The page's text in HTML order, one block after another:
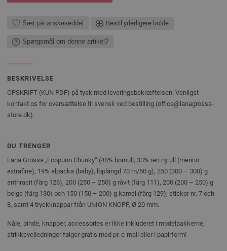
Sæt på ønskeseddel Bestil yderligere bolde
Spørgsmål om denne artikel?
BESKRIVELSE
OPSKRIFT (KUN PDF) på tysk med leveringsbekræftelsen. Venligst
kontakt os for oversættelse til svensk ved bestilling (office@lanagrossa-
store.dk).
DU TRENGER
Lana Grossa „Ecopuno Chunky“ (48% bomull, 33% ren ny ull (merino
extrafine), 19% alpacka (baby), löplängd 70 m/50 g), 250 (300 – 300) g
anthracit (färg 126), 200 (250 – 250) g råvit (färg 111), 200 (200 – 250) g
beige (färg 130) och 150 (150 – 200) g kamel (färg 129); stickor nr. 7 och
8, samt 4 tryckknappar från UNION KNOPF, Ø 20 mm.
Nåle, pinde, knapper, accessories er ikke inkluderet i modelpakkerne,
strikkevejledninger følger gratis med pr. e-mail eller i papirform!